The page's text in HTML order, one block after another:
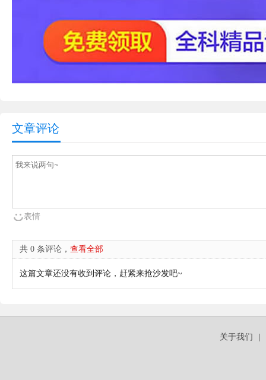
文章评论
表情
共 0 条评论， 查看全部
这篇文章还没有收到评论，赶紧来抢沙发吧~
关于我们